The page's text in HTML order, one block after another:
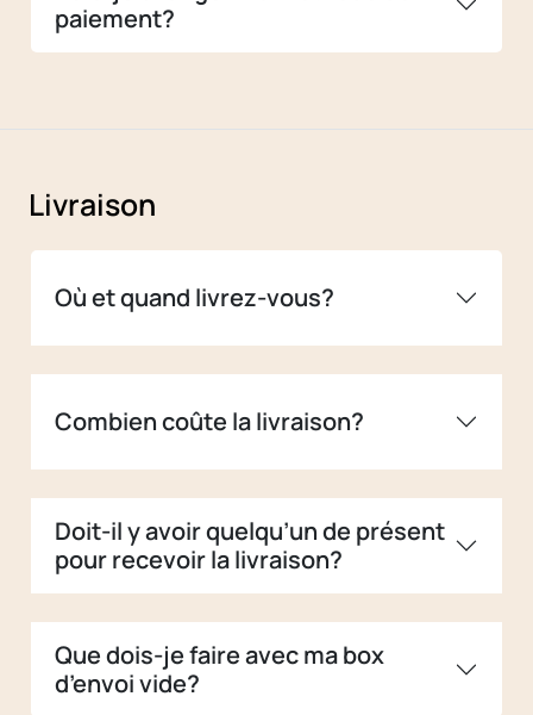
paiement?
Livraison
Où et quand livrez-vous?
Combien coûte la livraison?
Doit-il y avoir quelqu’un de présent
pour recevoir la livraison?
Que dois-je faire avec ma box
d’envoi vide?